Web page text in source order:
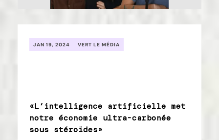
JAN 19, 2024 VERT LE MÉDIA
«L’intelligence artificielle met
notre économie ultra-carbonée
sous stéroïdes»